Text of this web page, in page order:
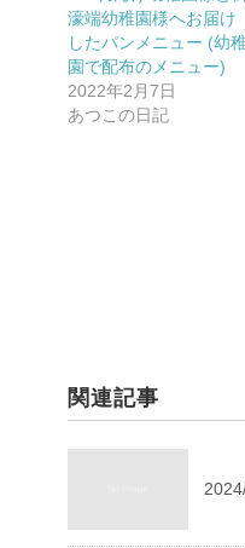
濠端幼稚園様へお届け
したパンメニュー (幼稚
園で配布のメニュー)
2022年2月7日
あつこの日記
関連記事